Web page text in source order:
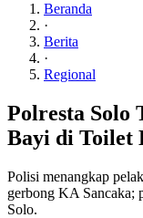
Beranda
·
Berita
·
Regional
Polresta Solo
Bayi di Toilet
Polisi menangkap
gerbong KA Sancaka;
Solo.